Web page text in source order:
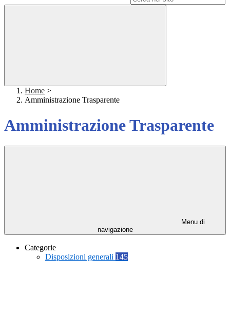
Home >
Amministrazione Trasparente
Amministrazione Trasparente
Menu di
navigazione
Categorie
Disposizioni generali 145